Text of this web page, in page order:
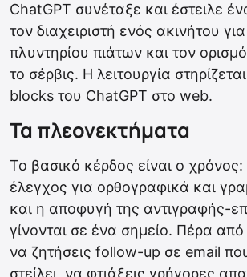
ChatGPT συνέταξε και έστειλε
τον διαχειριστή ενός ακινήτου
πλυντηρίου πιάτων και τον
το σέρβις. Η λειτουργία
blocks του ChatGPT στο web.
Τα πλεονεκτήματα
Το βασικό κέρδος είναι ο
έλεγχος για ορθογραφικά και
και η αποφυγή της αντιγραφής-
γίνονται σε ένα σημείο. Πέρα
να ζητήσεις follow-up σε email